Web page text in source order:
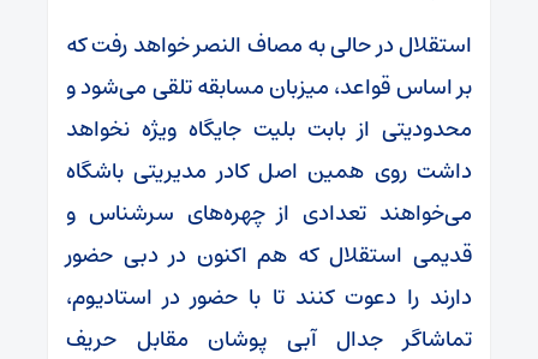
استقلال در حالی به مصاف النصر خواهد رفت که
بر اساس قواعد، میزبان مسابقه تلقی می‌شود و
محدودیتی از بابت بلیت جایگاه ویژه نخواهد
داشت روی همین اصل کادر مدیریتی باشگاه
می‌خواهند تعدادی از چهره‌های سرشناس و
قدیمی استقلال که هم اکنون در دبی حضور
دارند را دعوت کنند تا با حضور در استادیوم،
تماشاگر جدال آبی پوشان مقابل حریف